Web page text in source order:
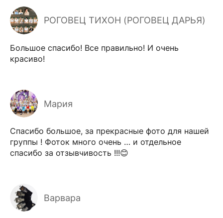
РОГОВЕЦ ТИХОН (РОГОВЕЦ ДАРЬЯ)
Большое спасибо! Все правильно! И очень
красиво!
Мария
Спасибо большое, за прекрасные фото для нашей
группы ! Фоток много очень … и отдельное
спасибо за отзывчивость !!!😊
Варвара